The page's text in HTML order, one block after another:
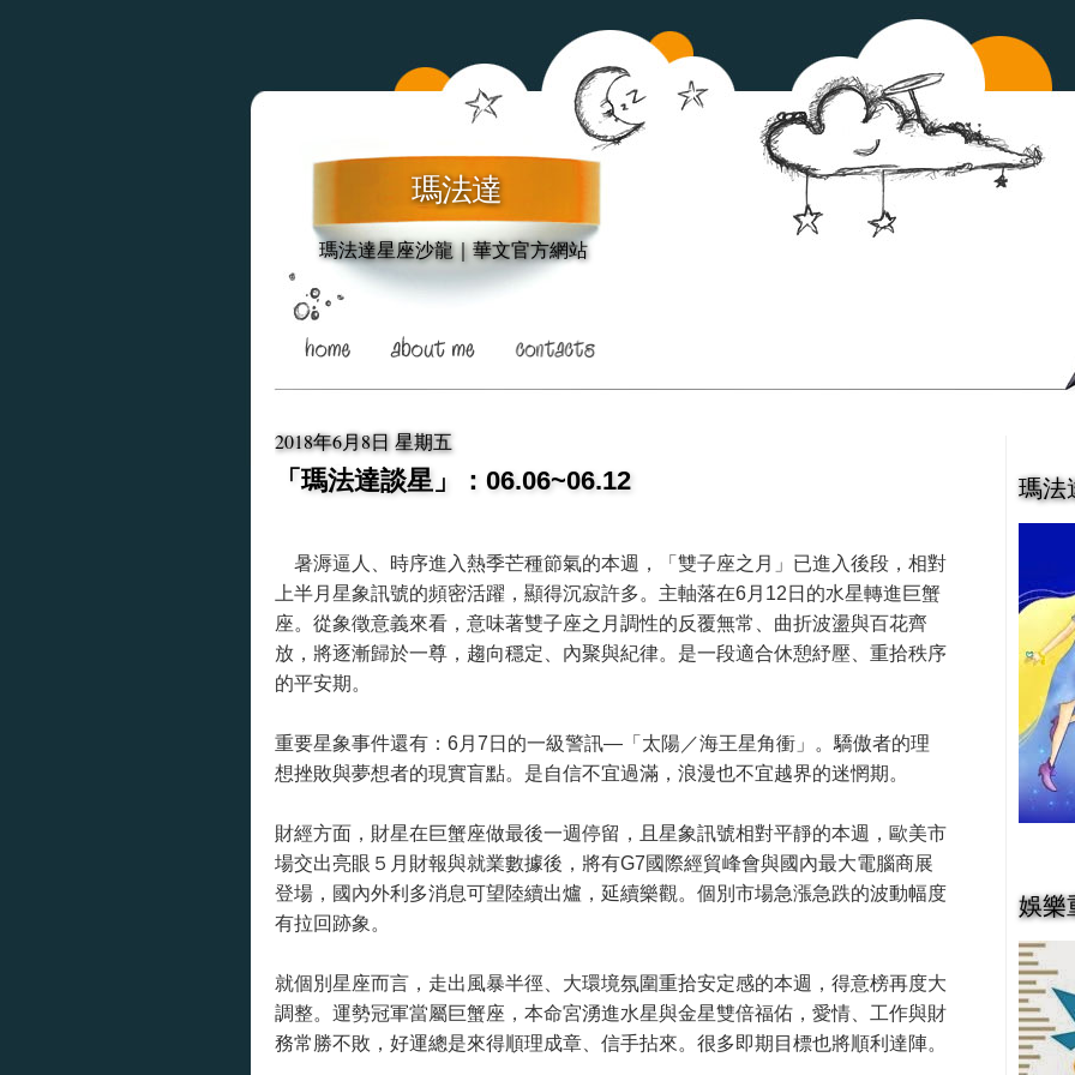
瑪法達
瑪法達星座沙龍｜華文官方網站
2018年6月8日 星期五
「瑪法達談星」：06.06~06.12
暑溽逼人、時序進入熱季芒種節氣的本週，「雙子座之月」已進入後段，相對
上半月星象訊號的頻密活躍，顯得沉寂許多。主軸落在6月12日的水星轉進巨蟹
座。從象徵意義來看，意味著雙子座之月調性的反覆無常、曲折波盪與百花齊
放，將逐漸歸於一尊，趨向穩定、內聚與紀律。是一段適合休憩紓壓、重拾秩序
的平安期。
重要星象事件還有：6月7日的一級警訊—「太陽／海王星角衝」。驕傲者的理
想挫敗與夢想者的現實盲點。是自信不宜過滿，浪漫也不宜越界的迷惘期。
財經方面，財星在巨蟹座做最後一週停留，且星象訊號相對平靜的本週，歐美市
場交出亮眼５月財報與就業數據後，將有G7國際經貿峰會與國內最大電腦商展
登場，國內外利多消息可望陸續出爐，延續樂觀。個別市場急漲急跌的波動幅度
有拉回跡象。
就個別星座而言，走出風暴半徑、大環境氛圍重拾安定感的本週，得意榜再度大
調整。運勢冠軍當屬巨蟹座，本命宮湧進水星與金星雙倍福佑，愛情、工作與財
務常勝不敗，好運總是來得順理成章、信手拈來。很多即期目標也將順利達陣。
瑪法
娛樂